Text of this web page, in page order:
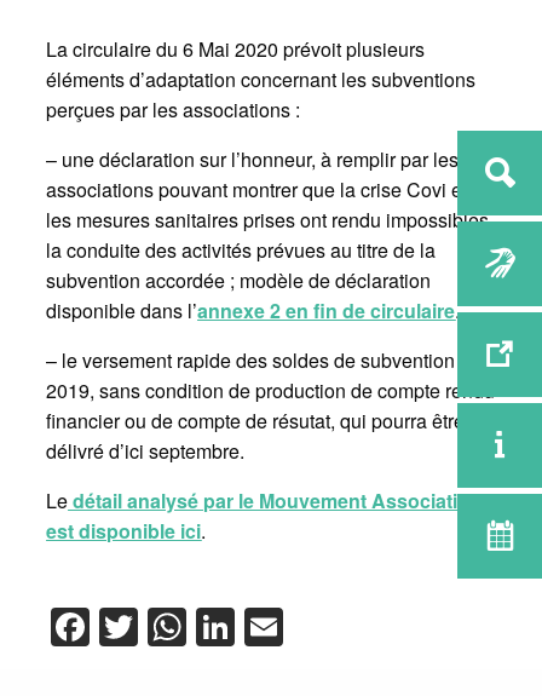
La circulaire du 6 Mai 2020 prévoit plusieurs
éléments d’adaptation concernant les subventions
perçues par les associations :
– une déclaration sur l’honneur, à remplir par les
associations pouvant montrer que la crise Covi et
les mesures sanitaires prises ont rendu impossibles
la conduite des activités prévues au titre de la
subvention accordée ; modèle de déclaration
disponible dans l’annexe 2 en fin de circulaire.
– le versement rapide des soldes de subvention
2019, sans condition de production de compte rendu
financier ou de compte de résutat, qui pourra être
délivré d’ici septembre.
Ledétail analysé par le Mouvement Associatif
est disponible ici.
Facebook
Twitter
WhatsApp
LinkedIn